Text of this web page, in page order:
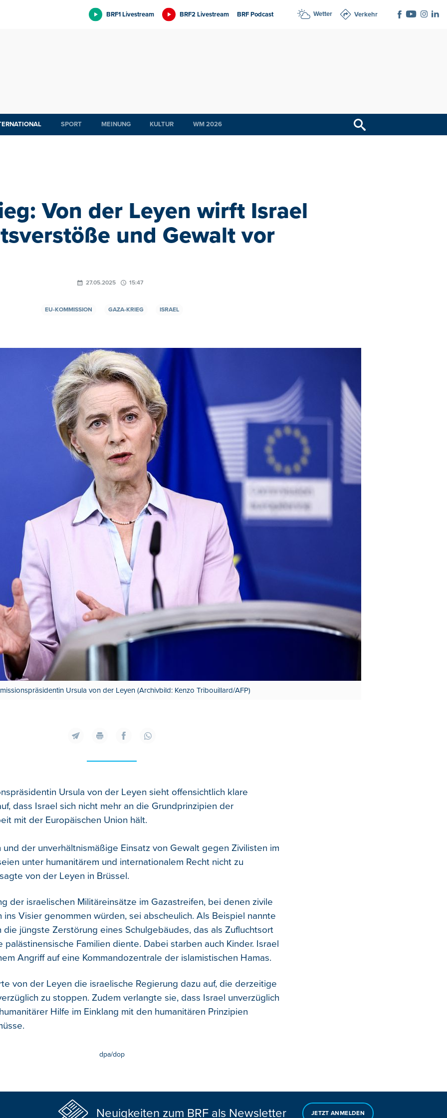
BRF1 Livestream BRF2 Livestream BRF Podcast Wetter Verkehr
SPORT MEINUNG KULTUR WM 2026
Von der Leyen wirft Israel
und Gewalt vor
27.05.2025 15:47
EU-KOMMISSION GAZA-KRIEG ISRAEL
Ursula von der Leyen (Archivbild: Kenzo Tribouillard/AFP)
Ursula von der Leyen sieht offensichtlich klare
dass Israel sich nicht mehr an die Grundprinzipien der
mit der Europäischen Union hält.
und der unverhältnismäßige Einsatz von Gewalt gegen Zivilisten im
unter humanitärem und internationalem Recht nicht zu
von der Leyen in Brüssel.
der israelischen Militäreinsätze im Gazastreifen, bei denen zivile
ins Visier genommen würden, sei abscheulich. Als Beispiel nannte
die jüngste Zerstörung eines Schulgebäudes, das als Zufluchtsort
palästinensische Familien diente. Dabei starben auch Kinder. Israel
Angriff auf eine Kommandozentrale der islamistischen Hamas.
von der Leyen die israelische Regierung dazu auf, die derzeitige
zu stoppen. Zudem verlangte sie, dass Israel unverzüglich
Hilfe im Einklang mit den humanitären Prinzipien
dpa/dop
Neuigkeiten zum BRF als Newsletter JETZT ANMELDEN